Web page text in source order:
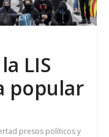
LIS
popular
presos políticos y